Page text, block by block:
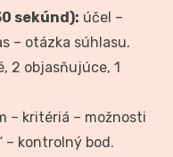
sekúnd): účel –
– otázka súhlasu.
2 objasňujúce, 1
– kritériá – možnosti
– kontrolný bod.